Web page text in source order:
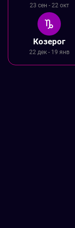
23 сен - 22 окт
Козерог
22 дек - 19 янв